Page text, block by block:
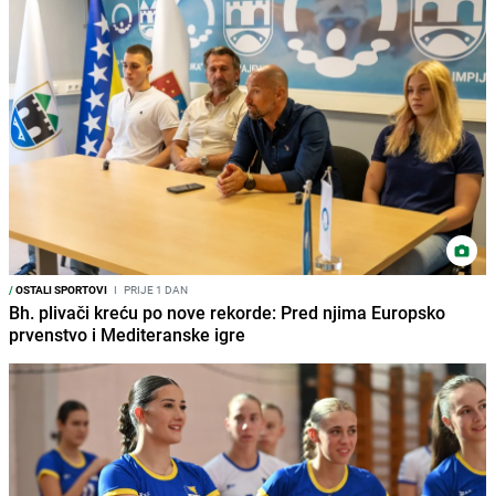
/OSTALI SPORTOVI I PRIJE 1 DAN
Bh. plivači kreću po nove rekorde: Pred njima Europsko
prvenstvo i Mediteranske igre